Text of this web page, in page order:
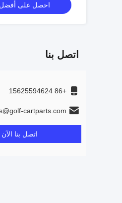
احصل على
اتصل بنا
+86 15625594624
cartparts.com
اتصل بنا الآن